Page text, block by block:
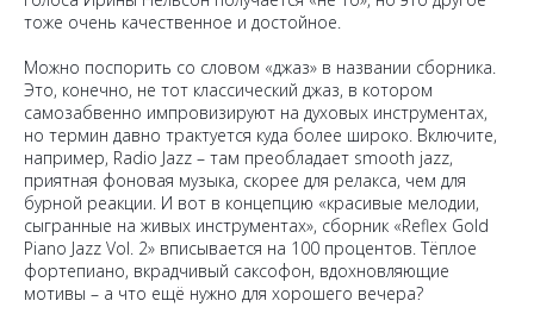
тоже очень качественное и достойное.
Можно поспорить со словом «джаз» в названии сборника.
Это, конечно, не тот классический джаз, в котором
самозабвенно импровизируют на духовых инструментах,
но термин давно трактуется куда более широко. Включите,
например, Radio Jazz – там преобладает smooth jazz,
приятная фоновая музыка, скорее для релакса, чем для
бурной реакции. И вот в концепцию «красивые мелодии,
сыгранные на живых инструментах», сборник «Reflex Gold
Piano Jazz Vol. 2» вписывается на 100 процентов. Тёплое
фортепиано, вкрадчивый саксофон, вдохновляющие
мотивы – а что ещё нужно для хорошего вечера?